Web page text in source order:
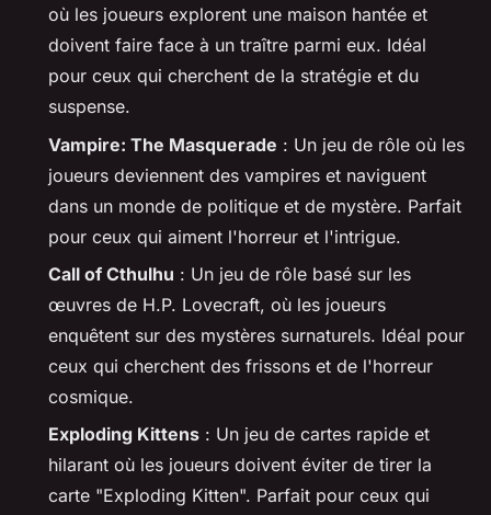
où les joueurs explorent une maison hantée et
doivent faire face à un traître parmi eux. Idéal
pour ceux qui cherchent de la stratégie et du
suspense.
Vampire: The Masquerade : Un jeu de rôle où les
joueurs deviennent des vampires et naviguent
dans un monde de politique et de mystère. Parfait
pour ceux qui aiment l'horreur et l'intrigue.
Call of Cthulhu : Un jeu de rôle basé sur les
œuvres de H.P. Lovecraft, où les joueurs
enquêtent sur des mystères surnaturels. Idéal pour
ceux qui cherchent des frissons et de l'horreur
cosmique.
Exploding Kittens : Un jeu de cartes rapide et
hilarant où les joueurs doivent éviter de tirer la
carte "Exploding Kitten". Parfait pour ceux qui